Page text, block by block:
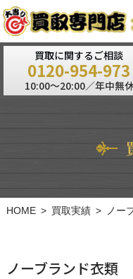
買取に関するご相談
0120-954-973
10:00～20:00／年中無
HOME 買取実績 ノー
ノーブランド衣類